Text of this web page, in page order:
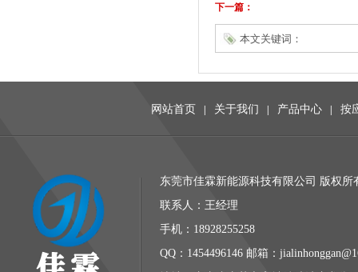
下一篇：
本文关键词：
网站首页 | 关于我们 | 产品中心 | 按
东莞市佳霖新能源科技有限公司 版权
联系人：王经理
手机：18928255258
QQ：1454496146 邮箱：